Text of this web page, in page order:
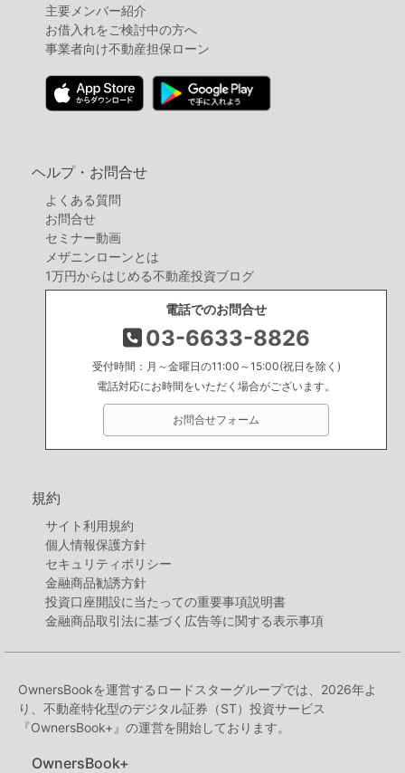
主要メンバー紹介
お借入れをご検討中の方へ
事業者向け不動産担保ローン
ヘルプ・お問合せ
よくある質問
お問合せ
セミナー動画
メザニンローンとは
1万円からはじめる不動産投資ブログ
電話でのお問合せ
03-6633-8826
受付時間：月～金曜日の11:00～15:00(祝日を除く)
電話対応にお時間をいただく場合がございます。
お問合せフォーム
規約
サイト利用規約
個人情報保護方針
セキュリティポリシー
金融商品勧誘方針
投資口座開設に当たっての重要事項説明書
金融商品取引法に基づく広告等に関する表示事項
OwnersBookを運営するロードスターグループでは、2026年よ
り、不動産特化型のデジタル証券（ST）投資サービス
『OwnersBook+』の運営を開始しております。
OwnersBook+